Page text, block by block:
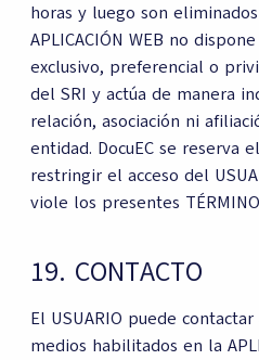
horas y luego son
APLICACIÓN WEB no
exclusivo, preferencial o
del SRI y actúa de manera
relación, asociación ni
entidad. DocuEC se reserva
restringir el acceso del
viole los presentes
19. CONTACTO
El USUARIO puede
medios habilitados en la